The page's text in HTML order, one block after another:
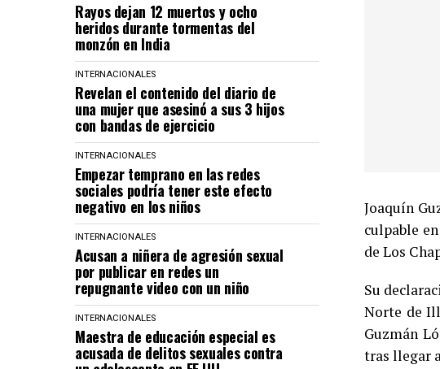
Rayos dejan 12 muertos y ocho
heridos durante tormentas del
monzón en India
INTERNACIONALES
Revelan el contenido del diario de
una mujer que asesinó a sus 3 hijos
con bandas de ejercicio
INTERNACIONALES
Empezar temprano en las redes
sociales podría tener este efecto
negativo en los niños
INTERNACIONALES
Acusan a niñera de agresión sexual
por publicar en redes un
repugnante video con un niño
INTERNACIONALES
Maestra de educación especial es
acusada de delitos sexuales contra
Joaquín
culpable
de Los
Su
Norte de
Guzmán
tras llegar